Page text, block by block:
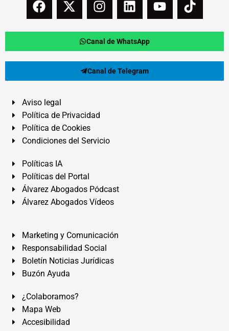
Canal de WhatsApp
Canal de Telegram
Aviso legal
Política de Privacidad
Política de Cookies
Condiciones del Servicio
Políticas IA
Políticas del Portal
Álvarez Abogados Pódcast
Álvarez Abogados Vídeos
Marketing y Comunicación
Responsabilidad Social
Boletín Noticias Jurídicas
Buzón Ayuda
¿Colaboramos?
Mapa Web
Accesibilidad